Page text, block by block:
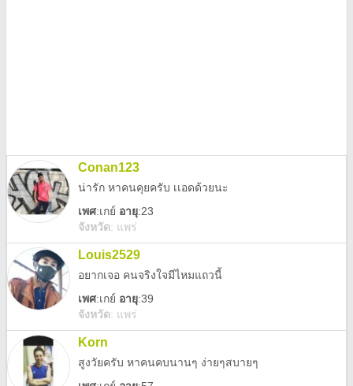
Conan123
น่ารัก หาคนคุยครับ เเอดด้วยนะ
เพศ:เกย์ อายุ:23
จังหวัด: แพร่
Louis2529
อยากเจอ คนจริงใจมีไหมแถวนี้
เพศ:เกย์ อายุ:39
จังหวัด: แพร่
Korn
สูงวัยครับ หาคนคบนานๆ ง่ายๆสบายๆ